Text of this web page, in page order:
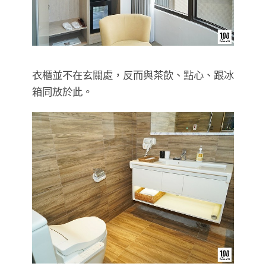
衣櫃並不在玄關處，反而與茶飲、點心、跟冰
箱同放於此。